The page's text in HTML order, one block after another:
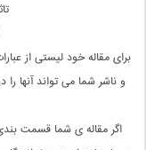
برای مقاله خود لیستی از
اگر مقاله ی شما قسمت